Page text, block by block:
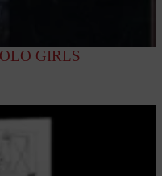
GIRLS